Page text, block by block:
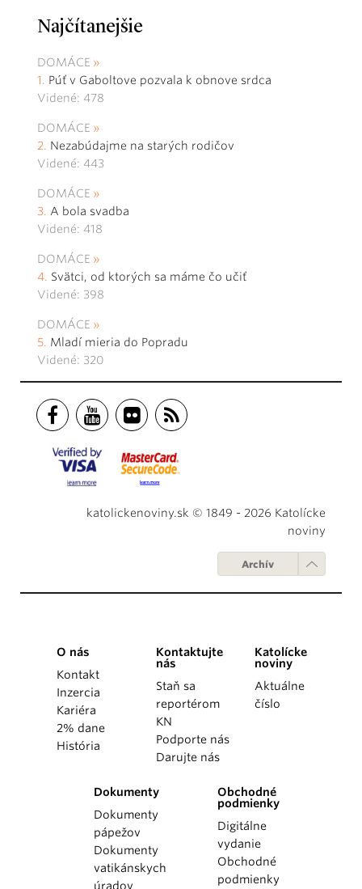
Najčítanejšie
DOMÁCE
Púť v Gaboltove pozvala k obnove srdca
Videné: 478
DOMÁCE
Nezabúdajme na starých rodičov
Videné: 443
DOMÁCE
A bola svadba
Videné: 418
DOMÁCE
Svätci, od ktorých sa máme čo učiť
Videné: 398
DOMÁCE
Mladí mieria do Popradu
Videné: 320
katolickenoviny.sk © 1849 - 2026 Katolícke
noviny
Archív
O nás
Kontakt
Inzercia
Kariéra
2% dane
História
Kontaktujte
nás
Staň sa
reportérom
KN
Podporte nás
Darujte nás
Katolícke
noviny
Aktuálne
číslo
Dokumenty
Dokumenty
pápežov
Dokumenty
vatikánskych
úradov
Obchodné
podmienky
Digitálne
vydanie
Obchodné
podmienky